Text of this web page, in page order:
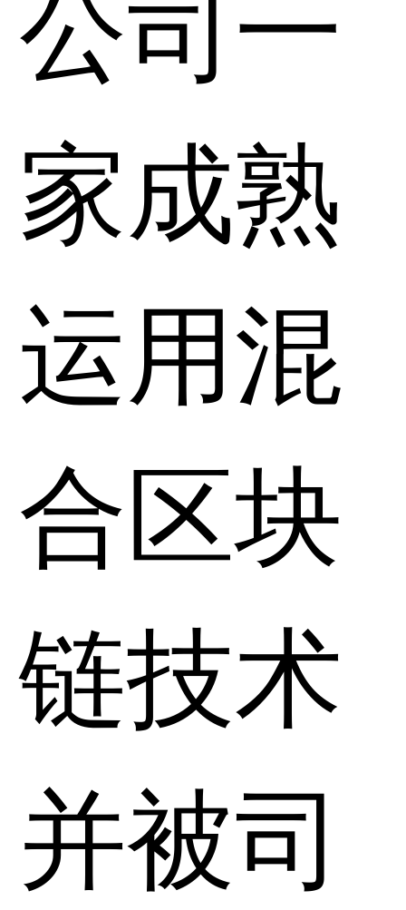
家成熟
运用混
合区块
链技术
并被司